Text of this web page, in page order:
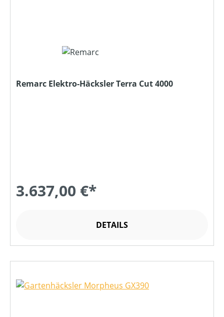
Remarc Elektro-Häcksler Terra Cut 4000
3.637,00 €*
DETAILS